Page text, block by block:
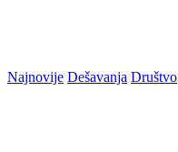
Najnovije Dešavanja Društvo